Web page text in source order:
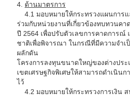
4. ด้านมาตรการ
4.1 มอบหมายให้กระทรวงแผนการ
ร่วมกับหน่วยงานที่เกี่ยวข้องทบทวนค
ปี 2564 เพื่อปรับตัวเลขการคาดการณ์
ชาติเพื่อพิจารณา ในกรณีที่มีความจำเ
ผลักดัน
โครงการลงทุนขนาดใหญ่ของต่างประ
เขตเศรษฐกิจพิเศษให้สามารถดำเนิน
ไว้
4.2 มอบหมายให้กระทรวงการเงิน ส